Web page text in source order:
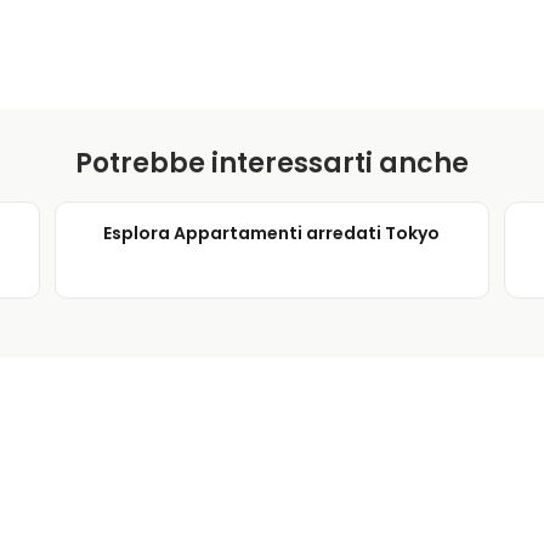
Potrebbe interessarti anche
Esplora Appartamenti arredati Tokyo